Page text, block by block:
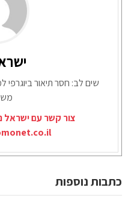
שים לב: חסר תיאור
צור קשר עם ישראל
כתבות נוספות